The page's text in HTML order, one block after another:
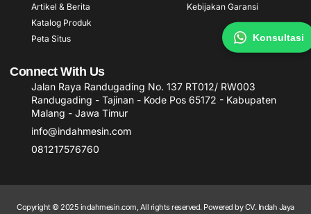
Artikel & Berita
Katalog Produk
Peta Situs
Kebijakan Garansi
Connect With Us
Jalan Raya Randugading No. 137 RT012/ RW003
Randugading - Tajinan - Kode Pos 65172 - Kabupaten
Malang - Jawa Timur
info@indahmesin.com
081217576760
Copyright © 2025 indahmesin.com, All rights reserved. Powered by CV. Indah Jaya
Konsultasi